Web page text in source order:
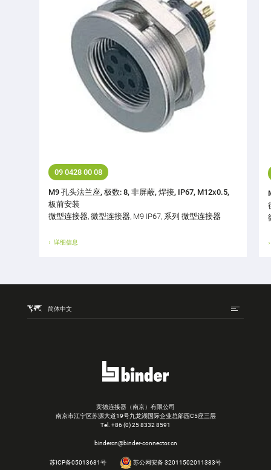
09 0428 00 08
M9 孔头法兰座, 极数: 8, 非屏蔽, 焊接, IP67, M12x0.5,
板前安装
微型连接器, 微型连接器, M9 IP67, 系列 微型连接器
详细信息
简体中文
宾德连接器（南京）有限公司
南京市江宁区苏源大道19号九龙湖国际企业总部园C5座三层
Tel. +86 (0) 25 8332 8591
bindercn@binder-connector.cn
苏ICP备05013681号 苏公网安备 32011502011383号